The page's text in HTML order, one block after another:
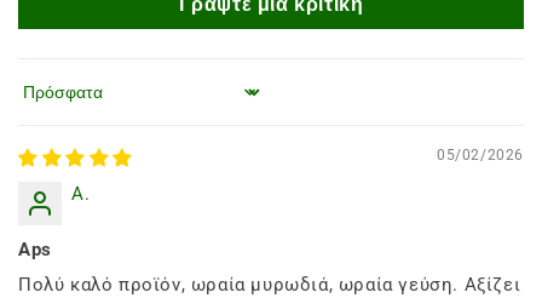
Ταξινόμηση κατά
05/02/2026
A.
Aps
Πολύ καλό προϊόν, ωραία μυρωδιά, ωραία γεύση. Αξίζει